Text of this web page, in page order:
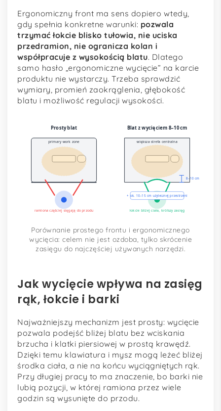
Ergonomiczny front ma sens dopiero wtedy,
gdy spełnia konkretne warunki: pozwala
trzymać łokcie blisko tułowia, nie uciska
przedramion, nie ogranicza kolan i
współpracuje z wysokością blatu. Dlatego
samo hasło „ergonomiczne wycięcie” na karcie
produktu nie wystarczy. Trzeba sprawdzić
wymiary, promień zaokrąglenia, głębokość
blatu i możliwość regulacji wysokości.
Prosty blat Blat z wycięciem 8–10 cm
primary work zone
ramiona częściej sięgają do przodu
większa strefa centralna
8–10 cm
łokcie bliżej ciała, krótszy zasięg
+ ok. 10–15 cm użytecznej przestrzeni
Porównanie prostego frontu i ergonomicznego
wycięcia: celem nie jest ozdoba, tylko skrócenie
zasięgu do najczęściej używanych narzędzi.
Jak wycięcie wpływa na zasięg
rąk, łokcie i barki
Najważniejszy mechanizm jest prosty: wycięcie
pozwala podejść bliżej blatu bez wciskania
brzucha i klatki piersiowej w prostą krawędź.
Dzięki temu klawiatura i mysz mogą leżeć bliżej
środka ciała, a nie na końcu wyciągniętych rąk.
Przy długiej pracy to ma znaczenie, bo barki nie
lubią pozycji, w której ramiona przez wiele
godzin są wysunięte do przodu.